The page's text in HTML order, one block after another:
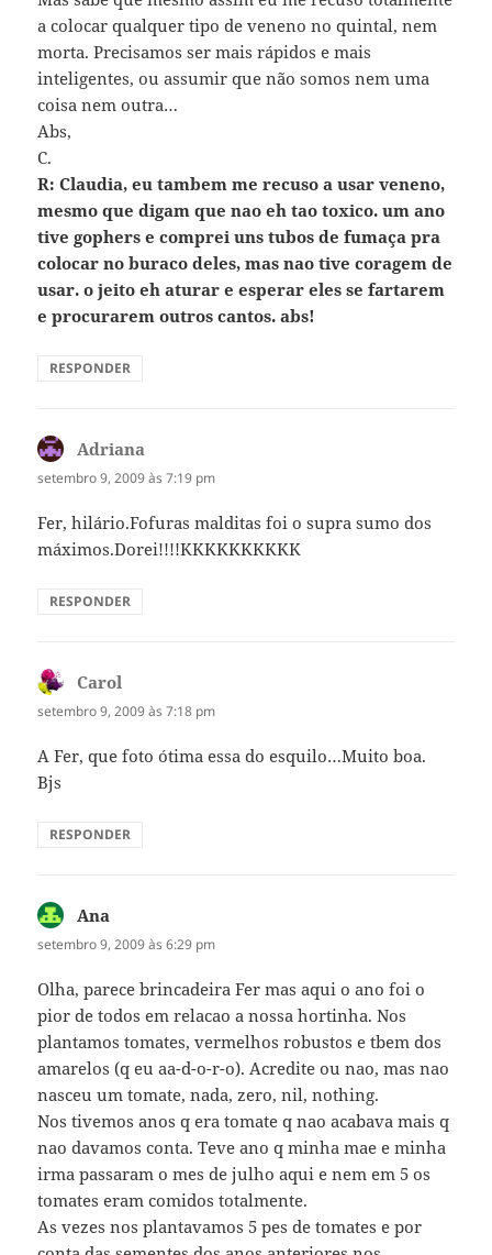
a colocar qualquer tipo de veneno no quintal, nem
morta. Precisamos ser mais rápidos e mais
inteligentes, ou assumir que não somos nem uma
coisa nem outra…
Abs,
C.
R: Claudia, eu tambem me recuso a usar veneno,
mesmo que digam que nao eh tao toxico. um ano
tive gophers e comprei uns tubos de fumaça pra
colocar no buraco deles, mas nao tive coragem de
usar. o jeito eh aturar e esperar eles se fartarem
e procurarem outros cantos. abs!
RESPONDER
Adriana
setembro 9, 2009 às 7:19 pm
Fer, hilário.Fofuras malditas foi o supra sumo dos
máximos.Dorei!!!!KKKKKKKKKK
RESPONDER
Carol
setembro 9, 2009 às 7:18 pm
A Fer, que foto ótima essa do esquilo…Muito boa.
Bjs
RESPONDER
Ana
setembro 9, 2009 às 6:29 pm
Olha, parece brincadeira Fer mas aqui o ano foi o
pior de todos em relacao a nossa hortinha. Nos
plantamos tomates, vermelhos robustos e tbem dos
amarelos (q eu aa-d-o-r-o). Acredite ou nao, mas nao
nasceu um tomate, nada, zero, nil, nothing.
Nos tivemos anos q era tomate q nao acabava mais q
nao davamos conta. Teve ano q minha mae e minha
irma passaram o mes de julho aqui e nem em 5 os
tomates eram comidos totalmente.
As vezes nos plantavamos 5 pes de tomates e por